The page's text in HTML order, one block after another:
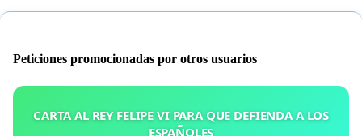
Peticiones promocionadas por otros usuarios
CARTA AL REY FELIPE VI PARA QUE DEFIENDA A LOS
ESPAÑOLES